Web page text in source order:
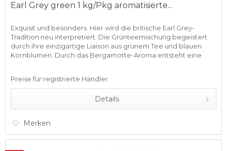
Earl Grey green 1 kg/Pkg aromatisierte...
Exquisit und besonders. Hier wird die britische Earl Grey-
Tradition neu interpretiert. Die Grünteemischung begeistert
durch ihre einzigartige Liaison aus grünem Tee und blauen
Kornblumen. Durch das Bergamotte-Aroma entsteht eine
Preise für registrierte Händler
Details
Merken